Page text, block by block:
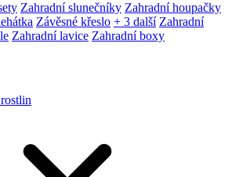
Zahradní slunečníky Zahradní houpačky
Závěsné křeslo + 3 další Zahradní
Zahradní lavice Zahradní boxy